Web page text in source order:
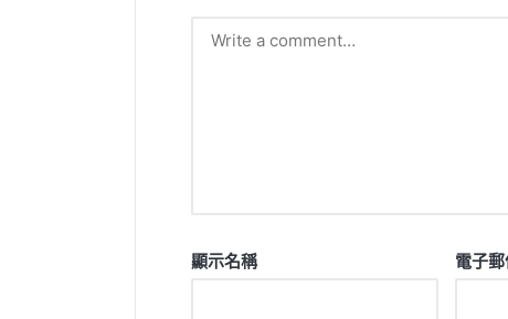
顯示名稱 電子